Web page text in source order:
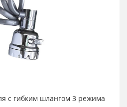
с гибким шлангом 3 режима